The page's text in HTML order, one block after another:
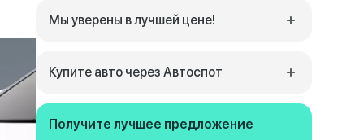
Мы уверены в лучшей цене!
Купите авто через Автоспот
Получите лучшее предложение